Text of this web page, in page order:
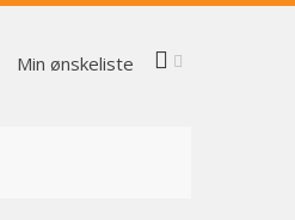
Min ønskeliste